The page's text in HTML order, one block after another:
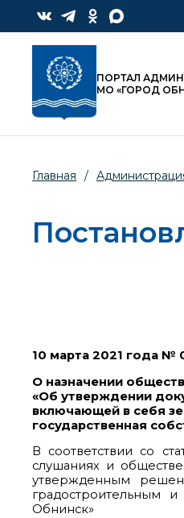
ПОРТАЛ
МО «ГОРОД
Главная /
10 марта 2021 года №
О назначении
«Об утверждении
включающей в себя
государственная
В соответствии со
слушаниях и
утвержденным
градостроительным
Обнинск»